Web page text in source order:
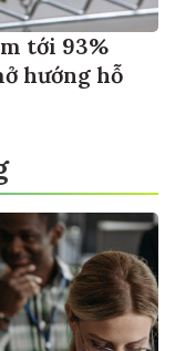
tới 93%
hướng hỗ